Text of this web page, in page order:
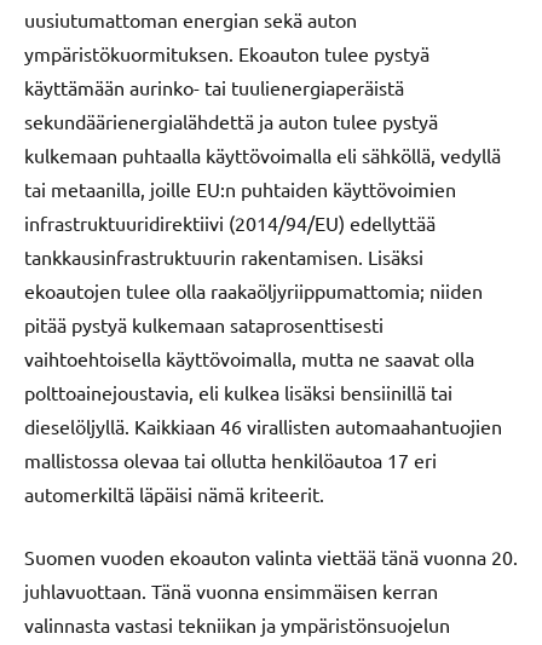
uusiutumattoman energian sekä auton
ympäristökuormituksen. Ekoauton tulee pystyä
käyttämään aurinko- tai tuulienergiaperäistä
sekundäärienergialähdettä ja auton tulee pystyä
kulkemaan puhtaalla käyttövoimalla eli sähköllä, vedyllä
tai metaanilla, joille EU:n puhtaiden käyttövoimien
infrastruktuuridirektiivi (2014/94/EU) edellyttää
tankkausinfrastruktuurin rakentamisen. Lisäksi
ekoautojen tulee olla raakaöljyriippumattomia; niiden
pitää pystyä kulkemaan sataprosenttisesti
vaihtoehtoisella käyttövoimalla, mutta ne saavat olla
polttoainejoustavia, eli kulkea lisäksi bensiinillä tai
dieselöljyllä. Kaikkiaan 46 virallisten automaahantuojien
mallistossa olevaa tai ollutta henkilöautoa 17 eri
automerkiltä läpäisi nämä kriteerit.
Suomen vuoden ekoauton valinta viettää tänä vuonna 20.
juhlavuottaan. Tänä vuonna ensimmäisen kerran
valinnasta vastasi tekniikan ja ympäristönsuojelun